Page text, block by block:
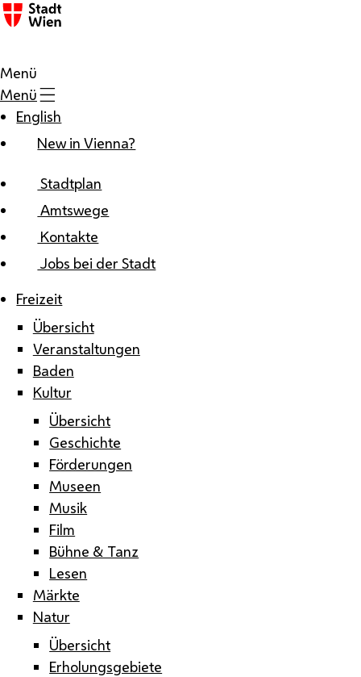
Zum Inhalt
Menü
Menü
English
New in Vienna?
Stadtplan
Amtswege
Kontakte
Jobs bei der Stadt
Freizeit
Übersicht
Veranstaltungen
Baden
Kultur
Übersicht
Geschichte
Förderungen
Museen
Musik
Film
Bühne & Tanz
Lesen
Märkte
Natur
Übersicht
Erholungsgebiete